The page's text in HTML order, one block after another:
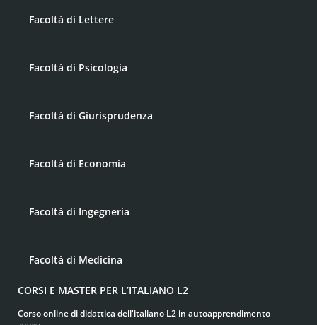
Facoltà di Lettere
Facoltà di Psicologia
Facoltà di Giurisprudenza
Facoltà di Economia
Facoltà di Ingegneria
Facoltà di Medicina
CORSI E MASTER PER L’ITALIANO L2
Corso online di didattica dell'italiano L2 in autoapprendimento